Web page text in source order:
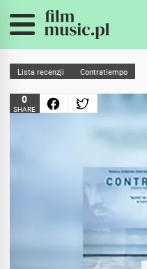
Lista recenzji Contratiempo
0
SHARE